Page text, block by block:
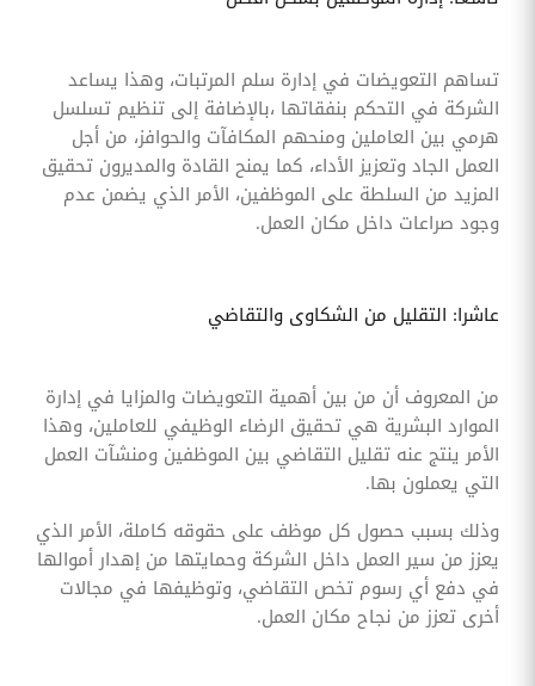
تساهم التعويضات في إدارة سلم المرتبات، وهذا يساعد
الشركة في التحكم بنفقاتها ،بالإضافة إلى تنظيم تسلسل
هرمي بين العاملين ومنحهم المكافآت والحوافز، من أجل
العمل الجاد وتعزيز الأداء، كما يمنح القادة والمديرون تحقيق
المزيد من السلطة على الموظفين، الأمر الذي يضمن عدم
وجود صراعات داخل مكان العمل.
عاشرا: التقليل من الشكاوى والتقاضي
من المعروف أن من بين أهمية التعويضات والمزايا في إدارة
الموارد البشرية هي تحقيق الرضاء الوظيفي للعاملين، وهذا
الأمر ينتج عنه تقليل التقاضي بين الموظفين ومنشآت العمل
التي يعملون بها.
وذلك بسبب حصول كل موظف على حقوقه كاملة، الأمر الذي
يعزز من سير العمل داخل الشركة وحمايتها من إهدار أموالها
في دفع أي رسوم تخص التقاضي، وتوظيفها في مجالات
أخرى تعزز من نجاح مكان العمل.